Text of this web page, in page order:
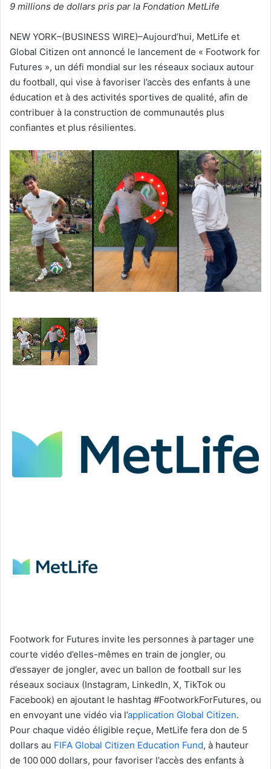
9 millions de dollars pris par la Fondation MetLife
NEW YORK–(BUSINESS WIRE)–Aujourd’hui, MetLife et
Global Citizen ont annoncé le lancement de « Footwork for
Futures », un défi mondial sur les réseaux sociaux autour
du football, qui vise à favoriser l’accès des enfants à une
éducation et à des activités sportives de qualité, afin de
contribuer à la construction de communautés plus
confiantes et plus résilientes.
Footwork for Futures invite les personnes à partager une
courte vidéo d’elles-mêmes en train de jongler, ou
d’essayer de jongler, avec un ballon de football sur les
réseaux sociaux (Instagram, LinkedIn, X, TikTok ou
Facebook) en ajoutant le hashtag #FootworkForFutures, ou
en envoyant une vidéo via l’application Global Citizen.
Pour chaque vidéo éligible reçue, MetLife fera don de 5
dollars au FIFA Global Citizen Education Fund, à hauteur
de 100 000 dollars, pour favoriser l’accès des enfants à